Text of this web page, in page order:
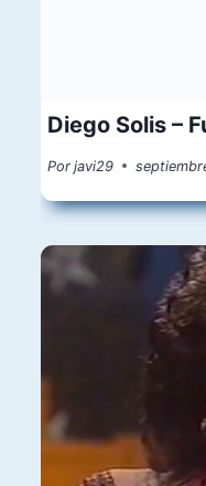
Diego Solis –
Por javi29